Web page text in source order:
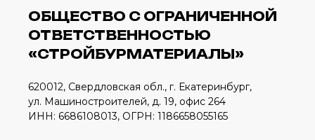
ОБЩЕСТВО С ОГРАНИЧЕННОЙ
ОТВЕТСТВЕННОСТЬЮ
«СТРОЙБУРМАТЕРИАЛЫ»
620012, Свердловская обл., г. Екатеринбург,
ул. Машиностроителей, д. 19, офис 264
ИНН: 6686108013, ОГРН: 1186658055165